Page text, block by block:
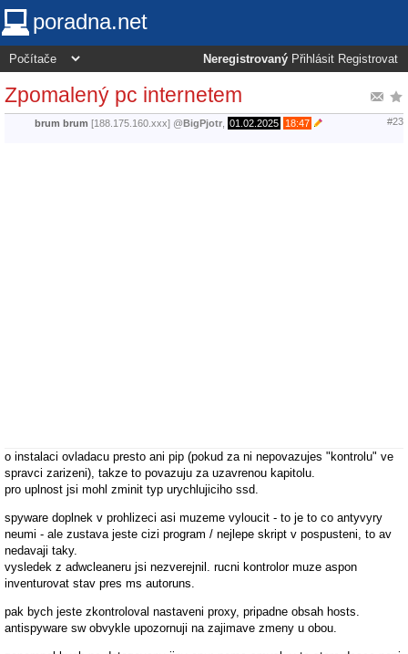
poradna.net
Neregistrovaný Přihlásit Registrovat
Zpomalený pc internetem
brum brum [188.175.160.xxx] @BigPjotr 01.02.2025 18:47 #23
o instalaci ovladacu presto ani pip (pokud za ni nepovazujes "kontrolu" ve
spravci zarizeni), takze to povazuju za uzavrenou kapitolu.
pro uplnost jsi mohl zminit typ urychlujiciho ssd.
spyware doplnek v prohlizeci asi muzeme vyloucit - to je to co antyvyry
neumi - ale zustava jeste cizi program / nejlepe skript v pospusteni, to av
nedavaji taky.
vysledek z adwcleaneru jsi nezverejnil. rucni kontrolor muze aspon
inventurovat stav pres ms autoruns.
pak bych jeste zkontroloval nastaveni proxy, pripadne obsah hosts.
antispyware sw obvykle upozornuji na zajimave zmeny u obou.